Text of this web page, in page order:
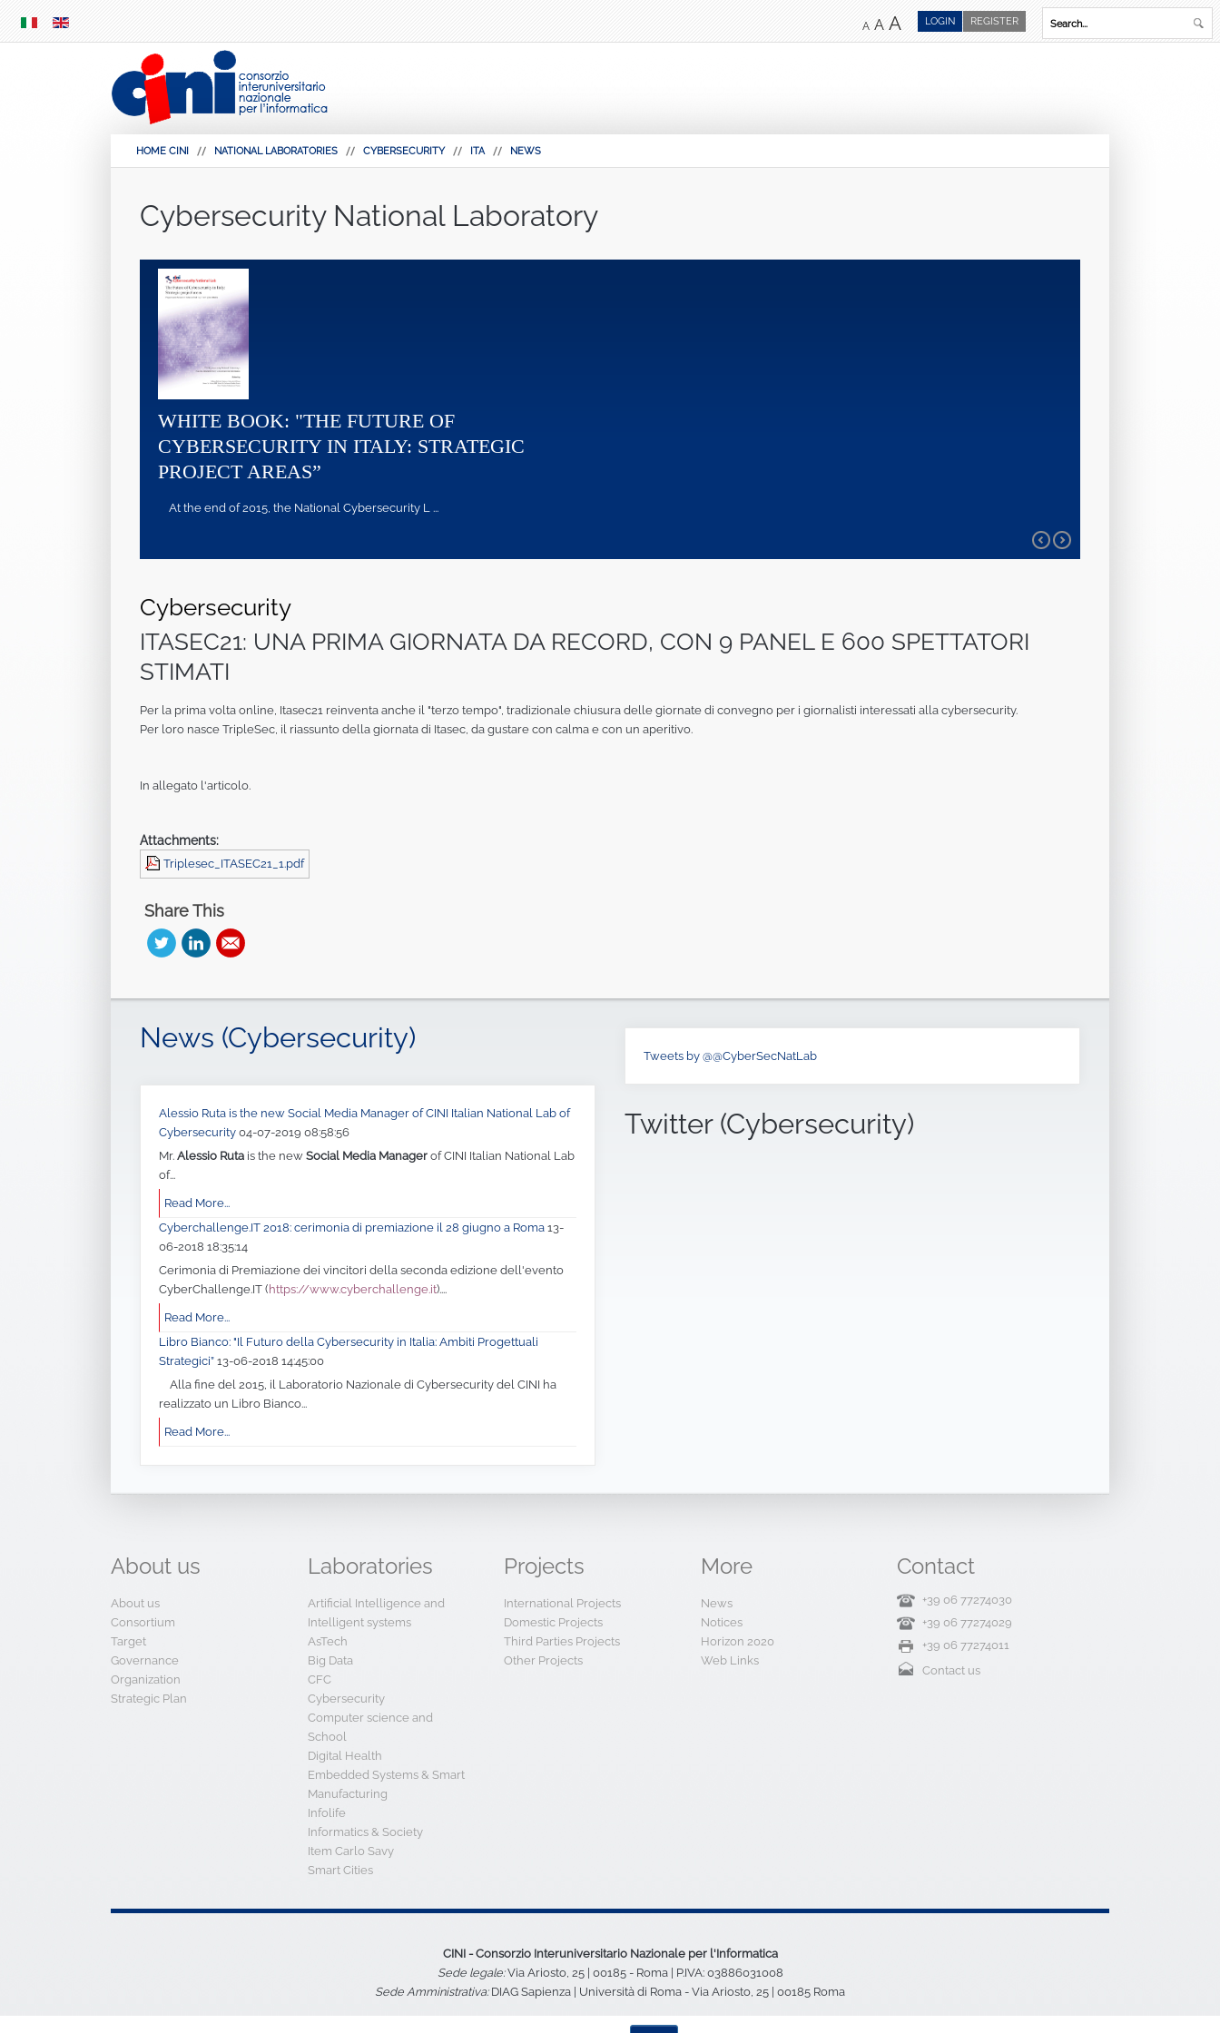
MENU
REGISTER
LOGIN
A A A
HOME CINI NATIONAL LABORATORIES CYBERSECURITY ITA NEWS
Cybersecurity National Laboratory
WHITE BOOK: "THE FUTURE OF
CYBERSECURITY IN ITALY: STRATEGIC
PROJECT AREAS”
At the end of 2015, the National Cybersecurity L ...
Cybersecurity
ITASEC21: UNA PRIMA GIORNATA DA RECORD, CON 9 PANEL E 600 SPETTATORI
STIMATI
Per la prima volta online, Itasec21 reinventa anche il "terzo tempo", tradizionale chiusura delle giornate di convegno per i giornalisti interessati alla cybersecurity.
Per loro nasce TripleSec, il riassunto della giornata di Itasec, da gustare con calma e con un aperitivo.
In allegato l'articolo.
Attachments:
Triplesec_ITASEC21_1.pdf
Share This
News (Cybersecurity)
Alessio Ruta is the new Social Media Manager of CINI Italian National Lab of
Cybersecurity 04-07-2019 08:58:56
Mr. Alessio Ruta is the new Social Media Manager of CINI Italian National Lab
of...
Read More...
Cyberchallenge.IT 2018: cerimonia di premiazione il 28 giugno a Roma 13-
06-2018 18:35:14
Cerimonia di Premiazione dei vincitori della seconda edizione dell'evento
CyberChallenge.IT ( https://www.cyberchallenge.it)....
Read More...
Libro Bianco: "Il Futuro della Cybersecurity in Italia: Ambiti Progettuali
Strategici” 13-06-2018 14:45:00
Alla fine del 2015, il Laboratorio Nazionale di Cybersecurity del CINI ha
realizzato un Libro Bianco...
Read More...
Tweets by @@CyberSecNatLab
Twitter (Cybersecurity)
About us
About us
Consortium
Target
Governance
Organization
Strategic Plan
Laboratories
Artificial Intelligence and
Intelligent systems
AsTech
Big Data
CFC
Cybersecurity
Computer science and
School
Digital Health
Embedded Systems & Smart
Manufacturing
Infolife
Informatics & Society
Item Carlo Savy
Smart Cities
Projects
International Projects
Domestic Projects
Third Parties Projects
Other Projects
More
News
Notices
Horizon 2020
Web Links
Contact
+39 06 77274030
+39 06 77274029
+39 06 77274011
Contact us
CINI - Consorzio Interuniversitario Nazionale per l'Informatica
Sede legale:Via Ariosto, 25 | 00185 - Roma | P.IVA: 03886031008
Sede Amministrativa:DIAG Sapienza | Università di Roma - Via Ariosto, 25 | 00185 Roma